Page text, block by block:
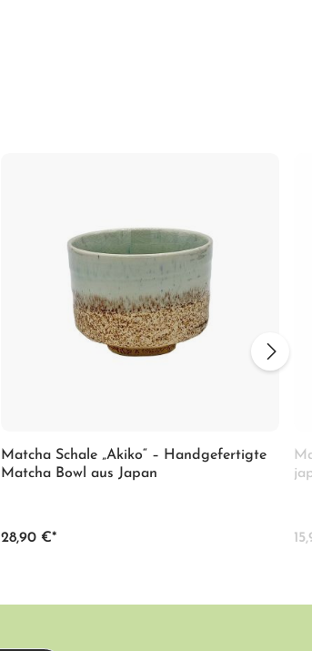
Matcha Schale „Akiko“ – Handgefertigte
Matcha Bowl aus Japan
28,90 €*